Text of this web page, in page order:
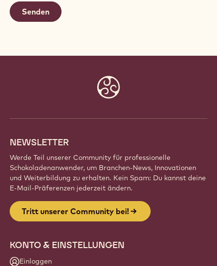
NEWSLETTER
Werde Teil unserer Community für professionelle
Schokoladenanwender, um Branchen-News, Innovationen
und Weiterbildung zu erhalten. Kein Spam: Du kannst deine
E-Mail-Präferenzen jederzeit ändern.
Tritt unserer Community bei!
KONTO & EINSTELLUNGEN
Einloggen